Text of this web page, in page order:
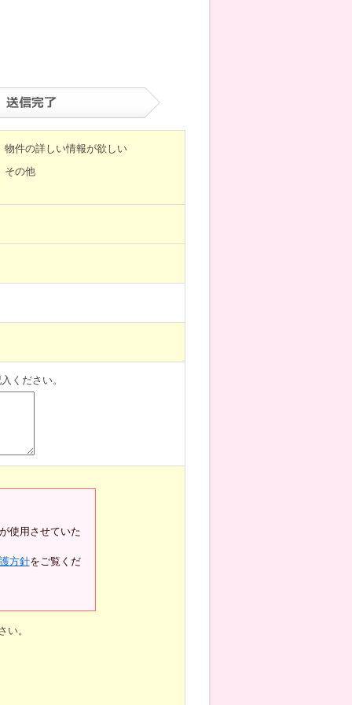
物件の詳しい情報が欲しい
その他
ください。
使用させていた
方針をご覧くだ
。